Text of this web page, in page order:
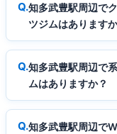
知多武豊駅周辺で
ツジムはあります
知多武豊駅周辺で
ムはありますか？
知多武豊駅周辺で